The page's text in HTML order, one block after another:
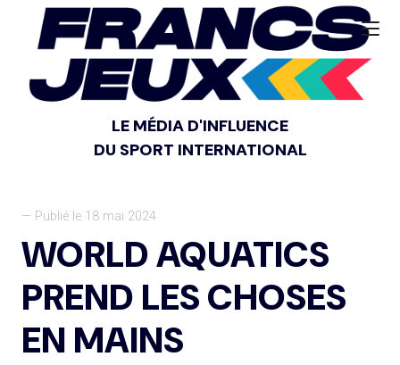
LE MÉDIA D'INFLUENCE
DU SPORT INTERNATIONAL
— Publié le 18 mai 2024
WORLD AQUATICS
PREND LES CHOSES
EN MAINS